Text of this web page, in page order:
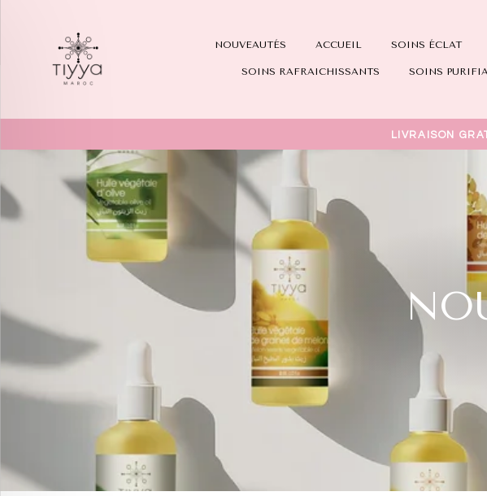
TIYYA
SHOP
NOUVEAUTÉS ACCUEIL SOINS ÉCLAT
SOINS RAFRAICHISSANTS SOINS
LIVRAISON